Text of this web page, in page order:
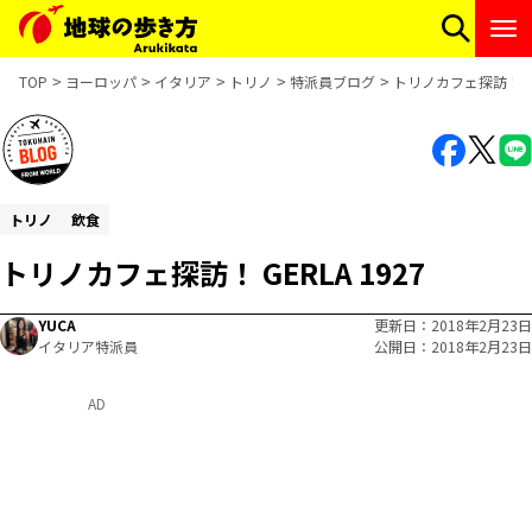
TOP ヨーロッパ イタリア トリノ 特派員ブログ トリノカフェ探訪！
トリノ 飲食
トリノカフェ探訪！ GERLA 1927
YUCA
イタリア特派員
更新日
2018年2月23日
公開日
2018年2月23日
AD